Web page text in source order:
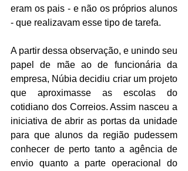
eram os pais - e não os próprios alunos
- que realizavam esse tipo de tarefa.
A partir dessa observação, e unindo seu
papel de mãe ao de funcionária da
empresa, Núbia decidiu criar um projeto
que aproximasse as escolas do
cotidiano dos Correios. Assim nasceu a
iniciativa de abrir as portas da unidade
para que alunos da região pudessem
conhecer de perto tanto a agência de
envio quanto a parte operacional do